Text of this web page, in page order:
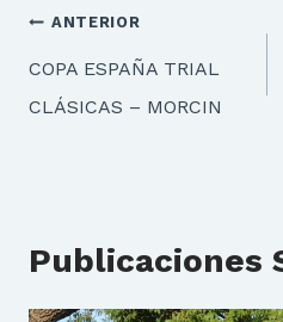
Navegación
de
entradas
ANTERIOR
COPA ESPAÑA TRIAL
CLÁSICAS – MORCIN
Publicaciones